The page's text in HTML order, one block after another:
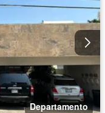
Departamento